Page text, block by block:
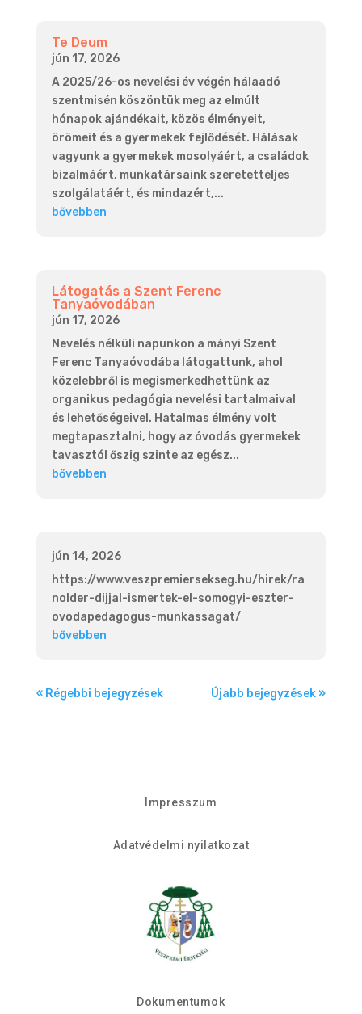
Te Deum
jún 17, 2026
A 2025/26-os nevelési év végén hálaadó
szentmisén köszöntük meg az elmúlt
hónapok ajándékait, közös élményeit,
örömeit és a gyermekek fejlődését. Hálásak
vagyunk a gyermekek mosolyáért, a családok
bizalmáért, munkatársaink szeretetteljes
szolgálatáért, és mindazért,...
bővebben
Látogatás a Szent Ferenc
Tanyaóvodában
jún 17, 2026
Nevelés nélküli napunkon a mányi Szent
Ferenc Tanyaóvodába látogattunk, ahol
közelebbről is megismerkedhettünk az
organikus pedagógia nevelési tartalmaival
és lehetőségeivel. Hatalmas élmény volt
megtapasztalni, hogy az óvodás gyermekek
tavasztól őszig szinte az egész...
bővebben
jún 14, 2026
https://www.veszpremiersekseg.hu/hirek/ra
nolder-dijjal-ismertek-el-somogyi-eszter-
ovodapedagogus-munkassagat/
bővebben
« Régebbi bejegyzések Újabb bejegyzések »
Impresszum
Adatvédelmi nyilatkozat
Dokumentumok